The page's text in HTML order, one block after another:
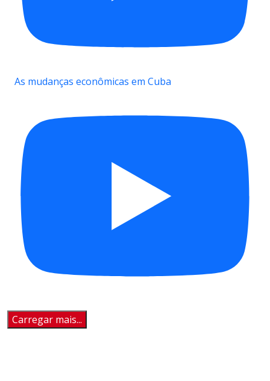
As mudanças econômicas em Cuba
Carregar mais...